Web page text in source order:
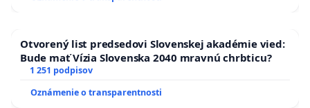
zavádzal porovnávaním pomoci ministerstva práce
SR s pomocou českého ministerstva práce, napriek
tomu, že podstatná časť pomoci v ČR v skutočnosti
ide cez ďalšie ministerstvo, financií.
Otvorený list predsedovi Slovenskej akadémie vied:
Bude mať Vízia Slovenska 2040 mravnú chrbticu?
1 251 podpisov
Oznámenie o transparentnosti